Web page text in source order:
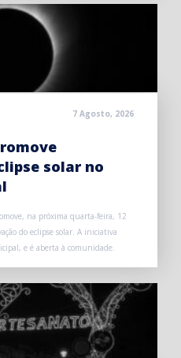
7 Agosto, 2026
solar no
na próxima quarta-feira, 12
do eclipse solar. A iniciativa
e é aberta à comunidade.